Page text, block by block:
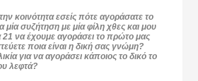
κοινότητα εσείς πότε αγοράσατε το
μία συζήτηση με μία φίλη χθες και μου
21 να έχουμε αγοράσει το πρώτο μας
ποια είναι η δική σας γνώμη?
για να αγοράσει κάποιος το δικό το
λεφτά?